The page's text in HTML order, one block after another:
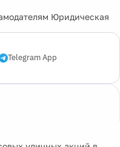
Юридическая
Telegram App